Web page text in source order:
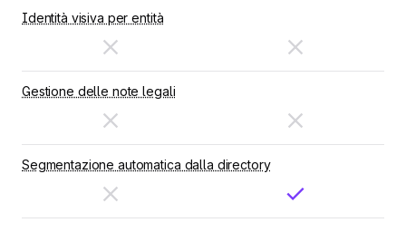
Identità visiva per entità
Gestione delle note legali
Segmentazione automatica dalla directory